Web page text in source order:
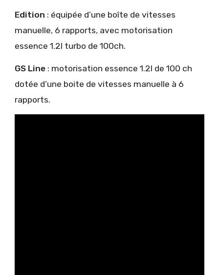
Edition : équipée d’une boîte de vitesses
manuelle, 6 rapports, avec motorisation
essence 1.2l turbo de 100ch.
GS Line : motorisation essence 1.2l de 100 ch
dotée d’une boite de vitesses manuelle à 6
rapports.